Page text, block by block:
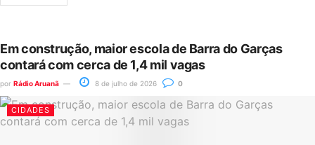
Em construção, maior escola de Barra do Garças
contará com cerca de 1,4 mil vagas
por Rádio Aruanã 8 de julho de 2026 0
CIDADES